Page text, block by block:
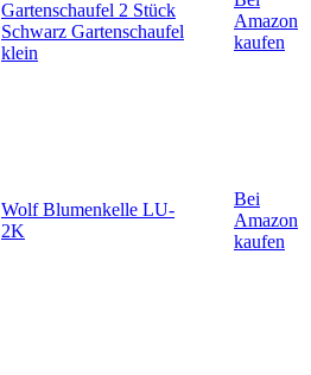
Gartenschaufel 2 Stück
Schwarz Gartenschaufel
klein
Amazon
kaufen
Wolf Blumenkelle LU-
2K
Bei
Amazon
kaufen